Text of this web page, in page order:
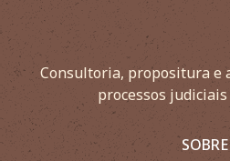
Consultoria, propositura e
processos
SOBRE